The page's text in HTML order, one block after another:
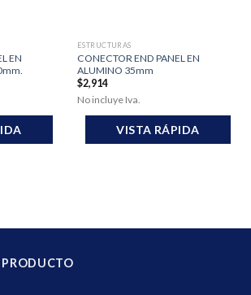
EN
ESTRUCTURAS
CONECTOR END PANEL EN
ALUMINO 35mm
$2,914
No incluye Iva.
VISTA RÁPIDA